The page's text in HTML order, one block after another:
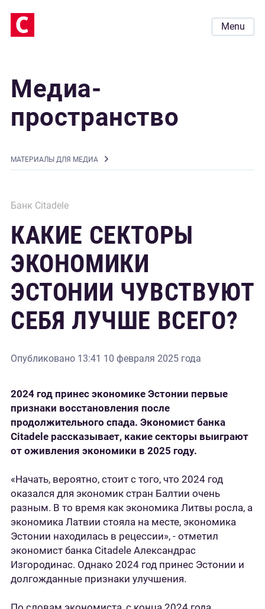
Menu
Медиа-
пространство
MАТЕРИАЛЫ ДЛЯ МЕДИА
Банк Citadele
КАКИЕ СЕКТОРЫ
ЭКОНОМИКИ
ЭСТОНИИ ЧУВСТВУЮТ
СЕБЯ ЛУЧШЕ ВСЕГО?
Опубликовано 13:41 10 февраля 2025 года
2024 год принес экономике Эстонии первые
признаки восстановления после
продолжительного спада. Экономист банка
Citadele рассказывает, какие секторы выиграют
от оживления экономики в 2025 году.
«Начать, вероятно, стоит с того, что 2024 год
оказался для экономик стран Балтии очень
разным. В то время как экономика Литвы росла, а
экономика Латвии стояла на месте, экономика
Эстонии находилась в рецессии», - отметил
экономист банка Citadele Александрас
Изгородинас. Однако 2024 год принес Эстонии и
долгожданные признаки улучшения.